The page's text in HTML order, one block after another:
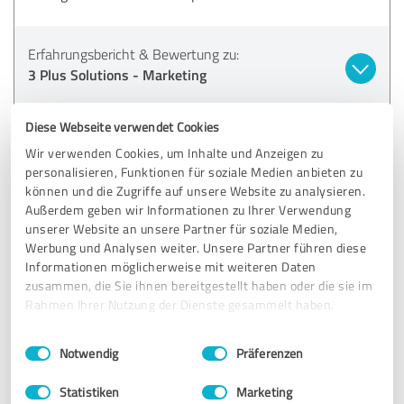
Diese Webseite verwendet Cookies
Wir verwenden Cookies, um Inhalte und Anzeigen zu
personalisieren, Funktionen für soziale Medien anbieten zu
können und die Zugriffe auf unsere Website zu analysieren.
Außerdem geben wir Informationen zu Ihrer Verwendung
unserer Website an unsere Partner für soziale Medien,
Werbung und Analysen weiter. Unsere Partner führen diese
Informationen möglicherweise mit weiteren Daten
zusammen, die Sie ihnen bereitgestellt haben oder die sie im
Rahmen Ihrer Nutzung der Dienste gesammelt haben.
Impressum Datenschutzbestimmungen
Einwilligungsauswahl
Notwendig Präferenzen
Statistiken Marketing
Erfahrungsbericht & Bewertung zu:
3 Plus Solutions - Marketing
04.11.2024 Anonym
5,00 von 5
SEHR GUT Empfehlung
Wir haben 3 Plus Solution mit dem Design unserer
Webseite beauftragt und sind rundum zufrieden mit dem
Ergebnis. Das Team hat unsere Vorstellungen und Wünsche
weiterentwickelt. Die Zusammenarbeit war von Anfang an
hervorheben möchten wir die schnelle Reaktionszeit und